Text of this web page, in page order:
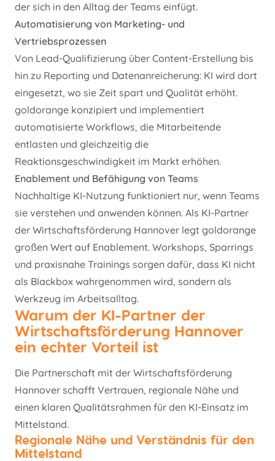
der sich in den Alltag der Teams einfügt.
Automatisierung von Marketing- und
Vertriebsprozessen
Von Lead-Qualifizierung über Content-Erstellung bis
hin zu Reporting und Datenanreicherung: KI wird dort
eingesetzt, wo sie Zeit spart und Qualität erhöht.
goldorange konzipiert und implementiert
automatisierte Workflows, die Mitarbeitende
entlasten und gleichzeitig die
Reaktionsgeschwindigkeit im Markt erhöhen.
Enablement und Befähigung von Teams
Nachhaltige KI-Nutzung funktioniert nur, wenn Teams
sie verstehen und anwenden können. Als KI-Partner
der Wirtschaftsförderung Hannover legt goldorange
großen Wert auf Enablement. Workshops, Sparrings
und praxisnahe Trainings sorgen dafür, dass KI nicht
als Blackbox wahrgenommen wird, sondern als
Werkzeug im Arbeitsalltag.
Warum der KI-Partner der
Wirtschaftsförderung Hannover
ein echter Vorteil ist
Die Partnerschaft mit der Wirtschaftsförderung
Hannover schafft Vertrauen, regionale Nähe und
einen klaren Qualitätsrahmen für den KI-Einsatz im
Mittelstand.
Regionale Nähe und Verständnis für den
Mittelstand